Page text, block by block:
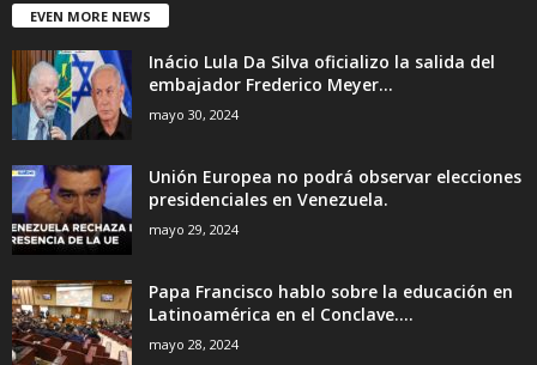
EVEN MORE NEWS
Inácio Lula Da Silva oficializo la salida del
embajador Frederico Meyer...
mayo 30, 2024
Unión Europea no podrá observar elecciones
presidenciales en Venezuela.
mayo 29, 2024
Papa Francisco hablo sobre la educación en
Latinoamérica en el Conclave....
mayo 28, 2024